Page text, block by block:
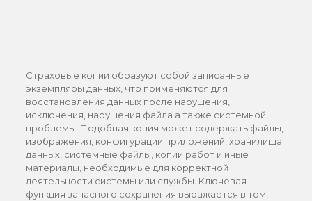
Страховые копии образуют собой записанные
экземпляры данных, что применяются для
восстановления данных после нарушения,
исключения, нарушения файла а также системной
проблемы. Подобная копия может содержать файлы,
изображения, конфигурации приложений, хранилища
данных, системные файлы, копии работ и иные
материалы, необходимые для корректной
деятельности системы или службы. Ключевая
функция запасного сохранения выражается в том,